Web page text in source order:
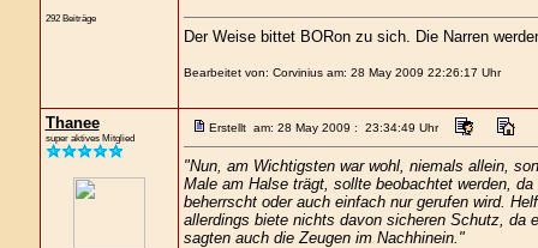
292 Beiträge
Der Weise bittet BORon zu sich. Die Narren
Bearbeitet von: Corvinius am: 28 May 2009 22:26:17 Uhr
Thanee
super aktives Mitglied
Erstellt am: 28 May 2009 : 23:34:49 Uhr
"Nun, am Wichtigsten war wohl, niemals allein,
Male am Halse trägt, sollte beobachtet werden,
beherrscht oder auch einfach nur gerufen wird.
allerdings biete nichts davon sicheren Schutz, da
sagten auch die Zeugen im Nachhinein."